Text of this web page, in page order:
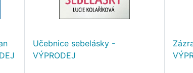
Učebnice sebelásky -
VÝPRODEJ